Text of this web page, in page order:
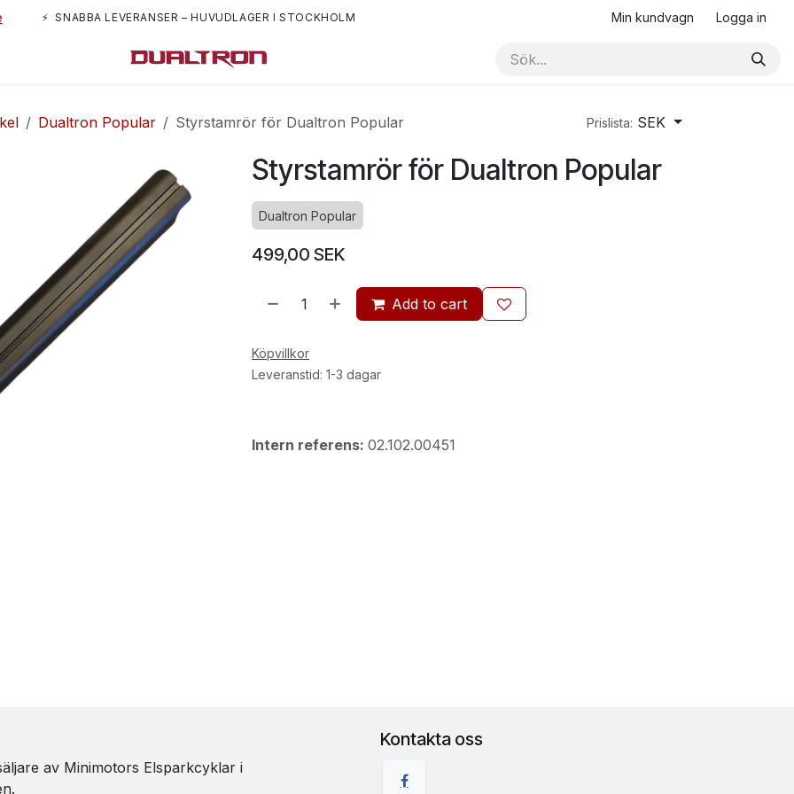
Min kundvagn Logga in
⚡ SNABBA LEVERANSER – HUVUDLAGER I STOCKHOLM
Dualtron Popular Styrstamrör för Dualtron Popular Prislista: SEK
Styrstamrör för Dualtron Popular
Dualtron Popular
499,00 SEK
Add to cart
Köpvillkor
Leveranstid: 1-3 dagar
Intern referens: 02.102.00451
av Minimotors Elsparkcyklar i
Kontakta oss